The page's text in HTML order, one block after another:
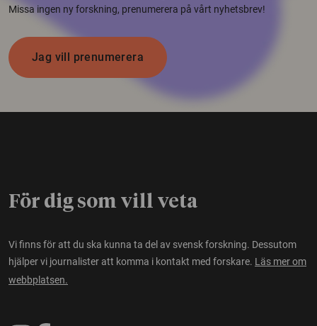
Missa ingen ny forskning, prenumerera på vårt nyhetsbrev!
Jag vill prenumerera
För dig som vill veta
Vi finns för att du ska kunna ta del av svensk forskning. Dessutom
hjälper vi journalister att komma i kontakt med forskare. Läs mer om
webbplatsen.